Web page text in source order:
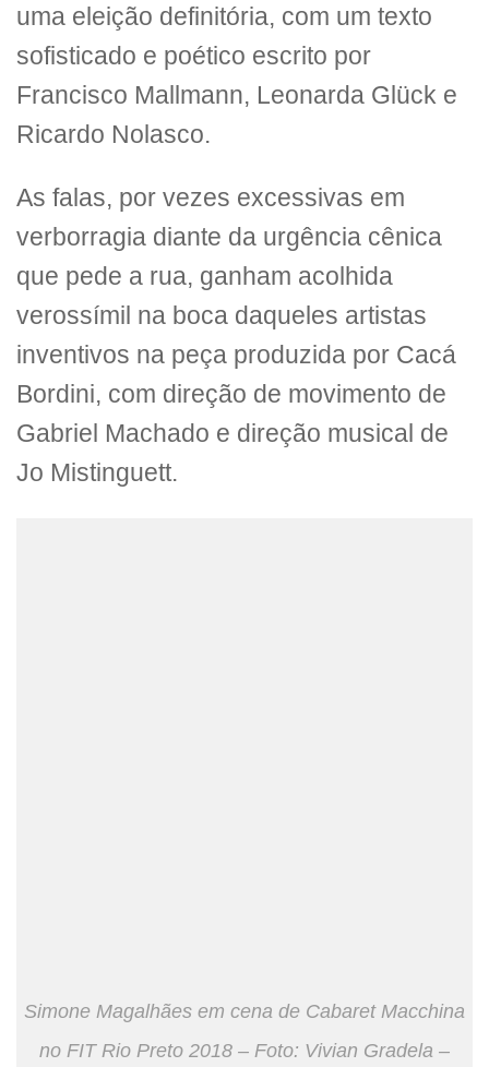
uma eleição definitória, com um texto
sofisticado e poético escrito por
Francisco Mallmann, Leonarda Glück e
Ricardo Nolasco.
As falas, por vezes excessivas em
verborragia diante da urgência cênica
que pede a rua, ganham acolhida
verossímil na boca daqueles artistas
inventivos na peça produzida por Cacá
Bordini, com direção de movimento de
Gabriel Machado e direção musical de
Jo Mistinguett.
Simone Magalhães em cena de Cabaret Macchina
no FIT Rio Preto 2018 – Foto: Vivian Gradela –